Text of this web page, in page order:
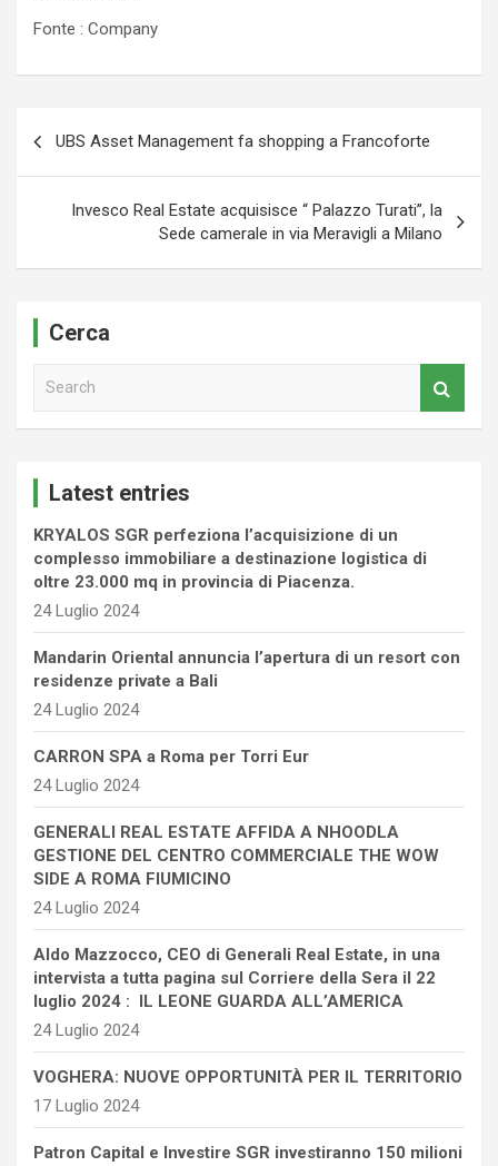
Fonte : Company
UBS Asset Management fa shopping a Francoforte
Invesco Real Estate acquisisce “ Palazzo Turati”, la
Sede camerale in via Meravigli a Milano
Cerca
Latest entries
KRYALOS SGR perfeziona l’acquisizione di un
complesso immobiliare a destinazione logistica di
oltre 23.000 mq in provincia di Piacenza.
24 Luglio 2024
Mandarin Oriental annuncia l’apertura di un resort con
residenze private a Bali
24 Luglio 2024
CARRON SPA a Roma per Torri Eur
24 Luglio 2024
GENERALI REAL ESTATE AFFIDA A NHOODLA
GESTIONE DEL CENTRO COMMERCIALE THE WOW
SIDE A ROMA FIUMICINO
24 Luglio 2024
Aldo Mazzocco, CEO di Generali Real Estate, in una
intervista a tutta pagina sul Corriere della Sera il 22
luglio 2024 : IL LEONE GUARDA ALL’AMERICA
24 Luglio 2024
VOGHERA: NUOVE OPPORTUNITÀ PER IL TERRITORIO
17 Luglio 2024
Patron Capital e Investire SGR investiranno 150 milioni